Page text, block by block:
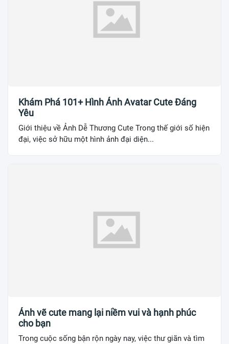
Khám Phá 101+ Hình Ảnh Avatar Cute Đáng
Yêu
Giới thiệu về Ảnh Dễ Thương Cute Trong thế giới số hiện
đại, việc sở hữu một hình ảnh đại diện...
Ảnh vẽ cute mang lại niềm vui và hạnh phúc
cho bạn
Trong cuộc sống bận rộn ngày nay, việc thư giãn và tìm